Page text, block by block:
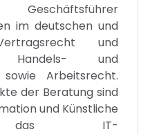
im deutschen und
und
Handels- und
Arbeitsrecht.
der Beratung sind
und Künstliche
das IT-